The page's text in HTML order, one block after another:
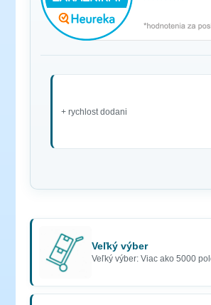
+ rychlost dodani
Veľký výber
Veľký výber: Viac ako 5000